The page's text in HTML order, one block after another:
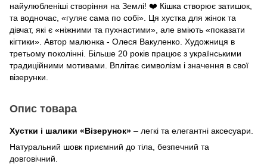
найулюбленіші створіння на Землі! ❤️ Кішка створює затишок,
та водночас, «гуляє сама по собі». Ця хустка для жінок та
дівчат, які є «ніжними та пухнастими», але вміють «показати
кігтики». Автор малюнка - Олеся Вакуленко. Художниця в
третьому поколінні. Більше 20 років працює з українськими
традиційними мотивами. Вплітає символізм і значення в свої
візерунки.
Опис товара
Хустки і шалики «Візерунок» – легкі та елегантні аксесуари.
Натуральний шовк приємний до тіла, безпечний та
довговічний.